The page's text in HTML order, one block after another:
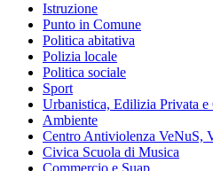
Istruzione
Punto in Comune
Politica abitativa
Polizia locale
Politica sociale
Sport
Urbanistica, Edilizia Privata e
Ambiente
Centro Antiviolenza VeNuS,
Civica Scuola di Musica
Commercio e Suap